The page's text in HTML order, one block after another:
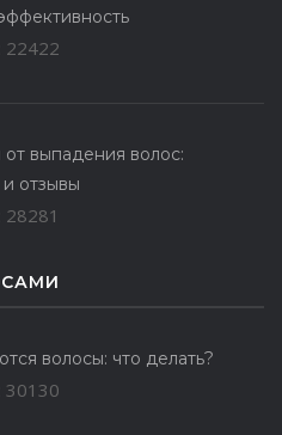
22422
выпадения волос:
отзывы
волосы: что делать?
30130